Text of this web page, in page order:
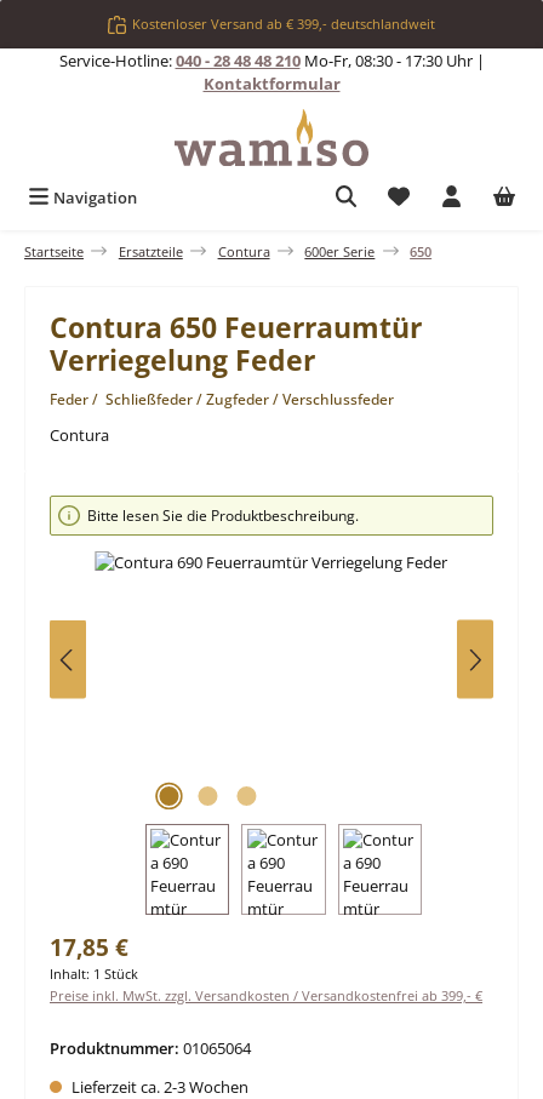
Zum Hauptinhalt springenKostenloser Versand ab € 399,- deutschlandweit
Service-Hotline:040 - 28 48 48 210Mo-Fr, 08:30 - 17:30 Uhr |
Kontaktformular
Navigation Du hast 0
Startseite Ersatzteile Contura 600er Serie 650
Contura 650 Feuerraumtür
Verriegelung Feder
Feder / Schließfeder / Zugfeder / Verschlussfeder
Contura
Bildergalerie überspringen
Bitte lesen Sie die Produktbeschreibung.
Regulärer Preis:
17,85 €
Inhalt: 1 Stück
Preise inkl. MwSt. zzgl. Versandkosten / Versandkostenfrei ab 399,- €
Produktnummer: 01065064
Lieferzeit ca. 2-3 Wochen